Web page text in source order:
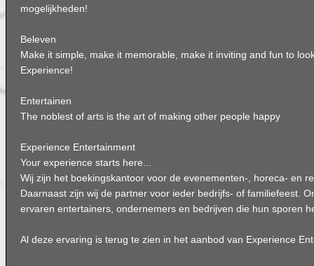
mogelijkheden!
Beleven
Make it simple, make it memorable, make it inviting and fun to
Experience!
Entertainen
The noblest of arts is the art of making other people happy
Experience Entertainment
Your experience starts here...
Wij zijn het boekingskantoor voor de evenementen-, horeca- en
Daarnaast zijn wij de partner voor ieder bedrijfs- of familiefeest.
ervaren entertainers, ondernemers en bedrijven die hun sporen
Al deze ervaring is terug te zien in het aanbod van Experience